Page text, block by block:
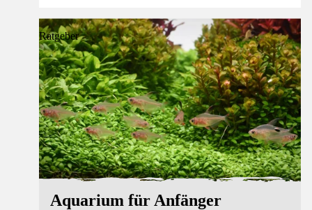
Ratgeber
Aquarium für Anfänger